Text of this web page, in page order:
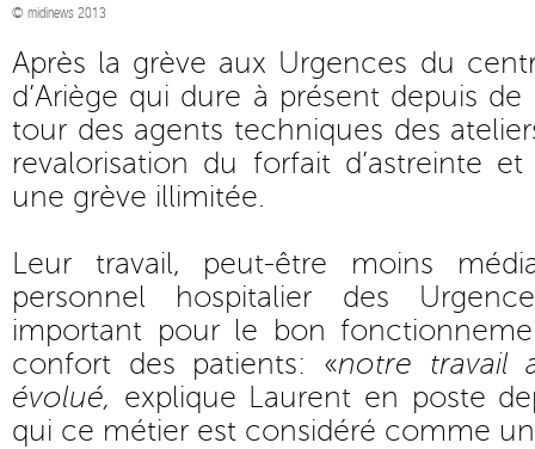
© midinews 2013
Après la grève aux Urgences du
d’Ariège qui dure à présent depuis
tour des agents techniques des
revalorisation du forfait d’astreinte
une grève illimitée.
Leur travail, peut-être moins
personnel hospitalier des
important pour le bon
confort des patients: «notre travail
évolué, explique Laurent en poste
qui ce métier est considéré comme